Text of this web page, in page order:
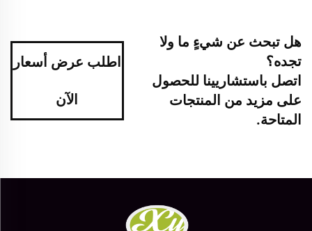
هل تبحث عن شيءٍ ما ولا
تجده؟
اتصل باستشاريينا للحصول
على مزيد من المنتجات
المتاحة.
اطلب عرض أسعار
الآن